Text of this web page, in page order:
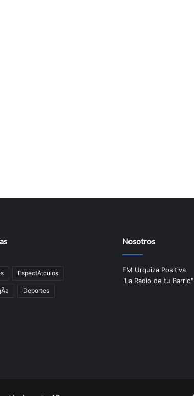
EspectÃ¡culos
Deportes
Nosotros
FM Urquiza Positiva
"La Radio de tu Barrio"